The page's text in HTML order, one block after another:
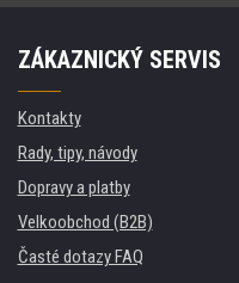
ZÁKAZNICKÝ SERVIS
Kontakty
Rady, tipy, návody
Dopravy a platby
Velkoobchod (B2B)
Časté dotazy FAQ